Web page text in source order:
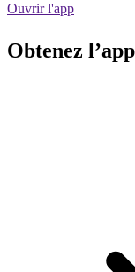
Ouvrir l'app
Obtenez